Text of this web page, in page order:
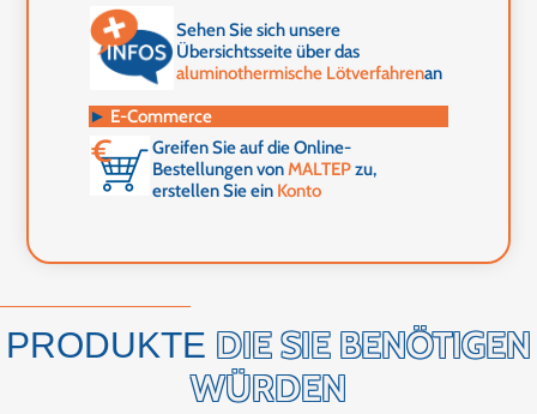
Sehen Sie sich unsere
Übersichtsseite über das
aluminothermische Lötverfahrenan
► E-Commerce
Greifen Sie auf die Online-
Bestellungen vonMALTEPzu,
erstellen Sie ein Konto
PRODUKTE DIE SIE BENÖTIGEN
WÜRDEN